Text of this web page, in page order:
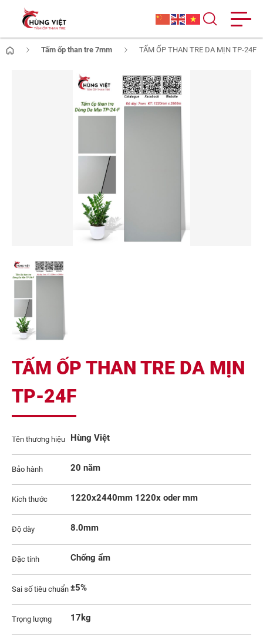
Tấm ốp than tre 7mm TẤM ỐP THAN TRE DA MỊN TP-24F
TẤM ỐP THAN TRE DA MỊN
TP-24F
Tên thương hiệu Hùng Việt
Bảo hành 20 năm
Kích thước 1220x2440mm 1220x oder mm
Độ dày 8.0mm
Đặc tính Chống ẩm
Sai số tiêu chuẩn ±5%
Trọng lượng 17kg